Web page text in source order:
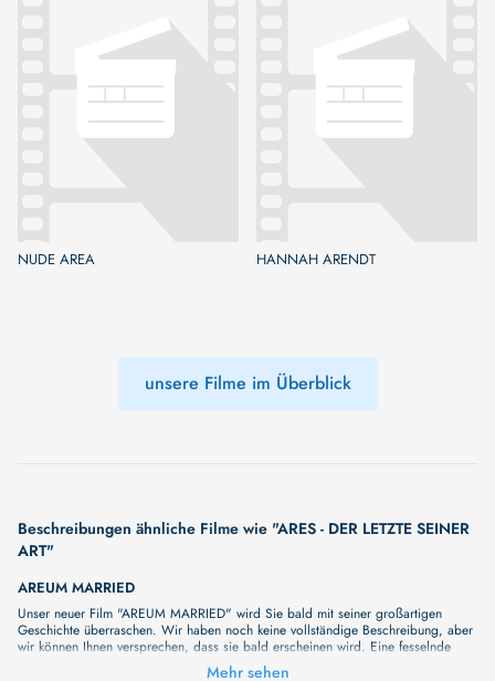
NUDE AREA HANNAH ARENDT
unsere Filme im Überblick
Beschreibungen ähnliche Filme wie "ARES - DER LETZTE SEINER
ART"
AREUM MARRIED
Unser neuer Film "AREUM MARRIED" wird Sie bald mit seiner großartigen
Geschichte überraschen. Wir haben noch keine vollständige Beschreibung, aber
wir können Ihnen versprechen, dass sie bald erscheinen wird. Eine fesselnde
Handlung, ungewöhnliche Charaktere und unerforschte Geheimnisse erwarten Sie
Mehr sehen